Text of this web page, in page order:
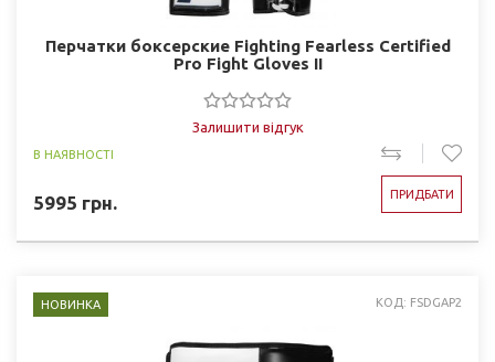
Перчатки боксерские Fighting Fearless Certified
Pro Fight Gloves II
Залишити відгук
В НАЯВНОСТІ
5995 грн. ПРИДБАТИ
НОВИНКА КОД: FSDGAP2